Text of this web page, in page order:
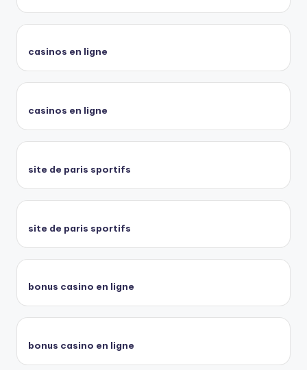
casinos en ligne
casinos en ligne
site de paris sportifs
site de paris sportifs
bonus casino en ligne
bonus casino en ligne